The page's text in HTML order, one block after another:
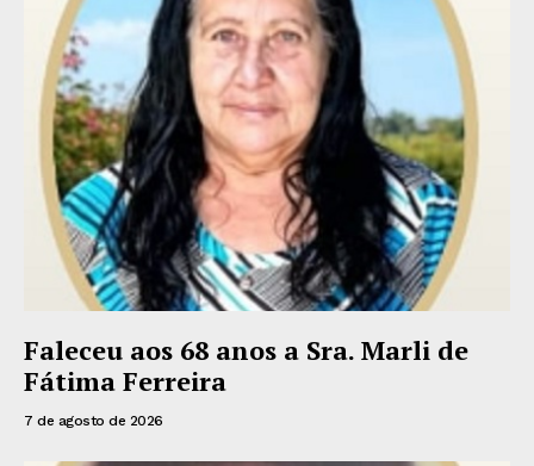
Faleceu aos 68 anos a Sra. Marli de
Fátima Ferreira
7 de agosto de 2026